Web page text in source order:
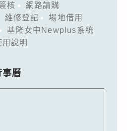
核
網路請購
維修登記
場地借用
基隆女中Newplus系統
說明
事曆